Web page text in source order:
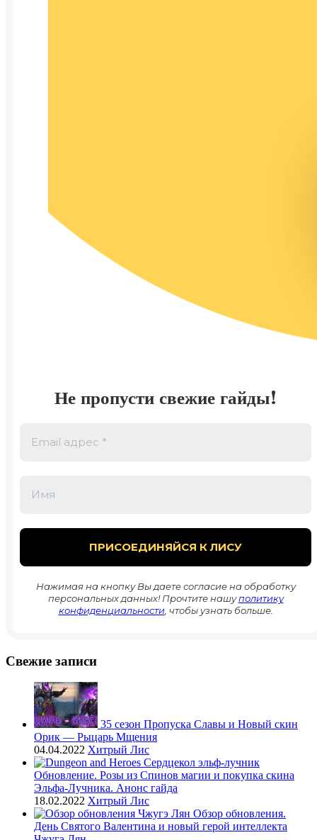
Не пропусти свежие гайды!
Нажимая на кнопку Вы даете согласие на обработку
персональных данных! Прочтите нашуполитику
конфиденциальности, чтобы узнать больше.
Свежие записи
35 сезон Пропуска Славы и Новый скин
Орик — Рыцарь Мщения
04.04.2022 Хитрый Лис
Обновление. Розы из Спинов магии и покупка скина
Эльфа-Лучника. Анонс гайда
18.02.2022 Хитрый Лис
Обзор обновления.
День Святого Валентина и новый герой интеллекта